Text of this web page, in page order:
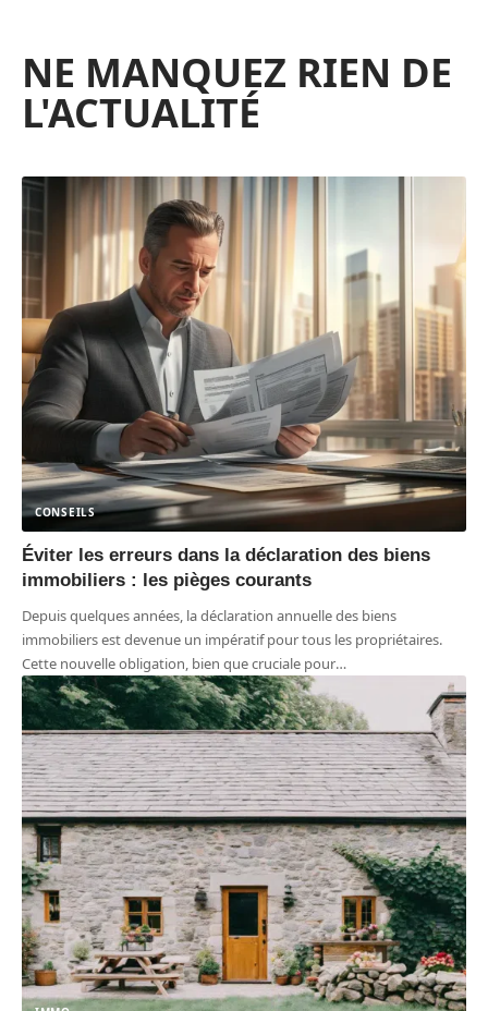
NE MANQUEZ RIEN DE
L'ACTUALITÉ
CONSEILS
Éviter les erreurs dans la déclaration des biens
immobiliers : les pièges courants
Depuis quelques années, la déclaration annuelle des biens
immobiliers est devenue un impératif pour tous les propriétaires.
Cette nouvelle obligation, bien que cruciale pour…